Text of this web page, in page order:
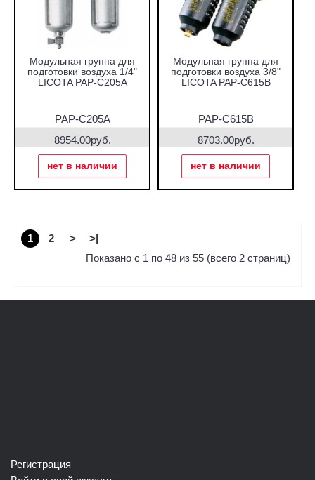
Модульная группа для
подготовки воздуха 1/4"
LICOTA PAP-C205A
PAP-C205A
8954.00руб.
нет в наличии
Модульная группа для
подготовки воздуха 3/8"
LICOTA PAP-C615B
PAP-C615B
8703.00руб.
нет в наличии
1 2 >
>|
Показано с 1 по 48 из 55 (всего 2 страниц)
Регистрация